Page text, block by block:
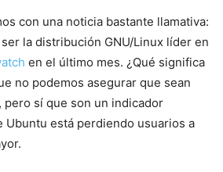
con una noticia bastante llamativa:
la distribución GNU/Linux líder en
en el último mes. ¿Qué significa
no podemos asegurar que sean
pero sí que son un indicador
Ubuntu está perdiendo usuarios a